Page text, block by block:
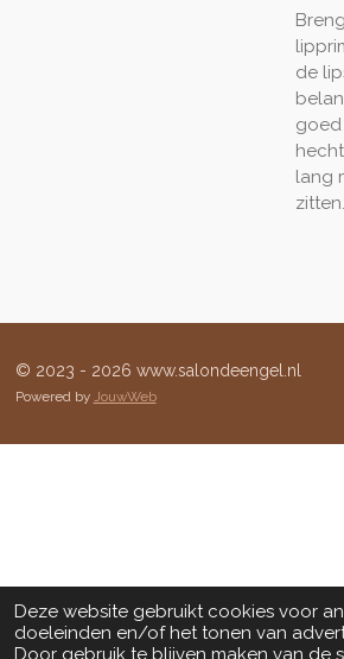
Deze website gebruikt cookies voor
doeleinden en/of het tonen van
Door gebruik te blijven maken van de
de
lang
zitten.
© 2023 - 2026 www.salondeengel.nl
Powered by JouwWeb